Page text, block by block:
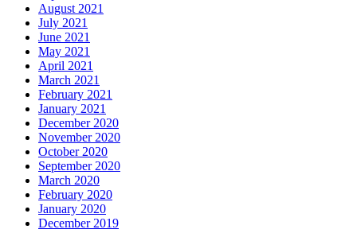
August 2021
July 2021
June 2021
May 2021
April 2021
March 2021
February 2021
January 2021
December 2020
November 2020
October 2020
September 2020
March 2020
February 2020
January 2020
December 2019